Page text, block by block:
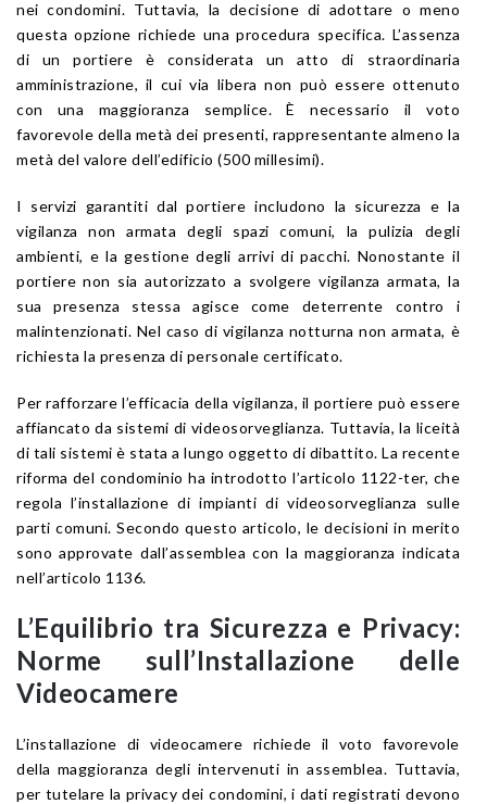
nei condomini. Tuttavia, la decisione di adottare o meno
questa opzione richiede una procedura specifica. L’assenza
di un portiere è considerata un atto di straordinaria
amministrazione, il cui via libera non può essere ottenuto
con una maggioranza semplice. È necessario il voto
favorevole della metà dei presenti, rappresentante almeno la
metà del valore dell’edificio (500 millesimi).
I servizi garantiti dal portiere includono la sicurezza e la
vigilanza non armata degli spazi comuni, la pulizia degli
ambienti, e la gestione degli arrivi di pacchi. Nonostante il
portiere non sia autorizzato a svolgere vigilanza armata, la
sua presenza stessa agisce come deterrente contro i
malintenzionati. Nel caso di vigilanza notturna non armata, è
richiesta la presenza di personale certificato.
Per rafforzare l’efficacia della vigilanza, il portiere può essere
affiancato da sistemi di videosorveglianza. Tuttavia, la liceità
di tali sistemi è stata a lungo oggetto di dibattito. La recente
riforma del condominio ha introdotto l’articolo 1122-ter, che
regola l’installazione di impianti di videosorveglianza sulle
parti comuni. Secondo questo articolo, le decisioni in merito
sono approvate dall’assemblea con la maggioranza indicata
nell’articolo 1136.
L’Equilibrio tra Sicurezza e Privacy:
Norme sull’Installazione delle
Videocamere
L’installazione di videocamere richiede il voto favorevole
della maggioranza degli intervenuti in assemblea. Tuttavia,
per tutelare la privacy dei condomini, i dati registrati devono